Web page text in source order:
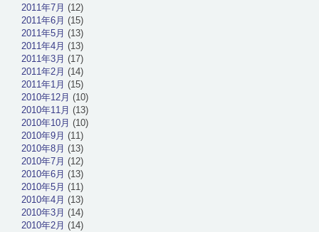
2011年7月 (12)
2011年6月 (15)
2011年5月 (13)
2011年4月 (13)
2011年3月 (17)
2011年2月 (14)
2011年1月 (15)
2010年12月 (10)
2010年11月 (13)
2010年10月 (10)
2010年9月 (11)
2010年8月 (13)
2010年7月 (12)
2010年6月 (13)
2010年5月 (11)
2010年4月 (13)
2010年3月 (14)
2010年2月 (14)